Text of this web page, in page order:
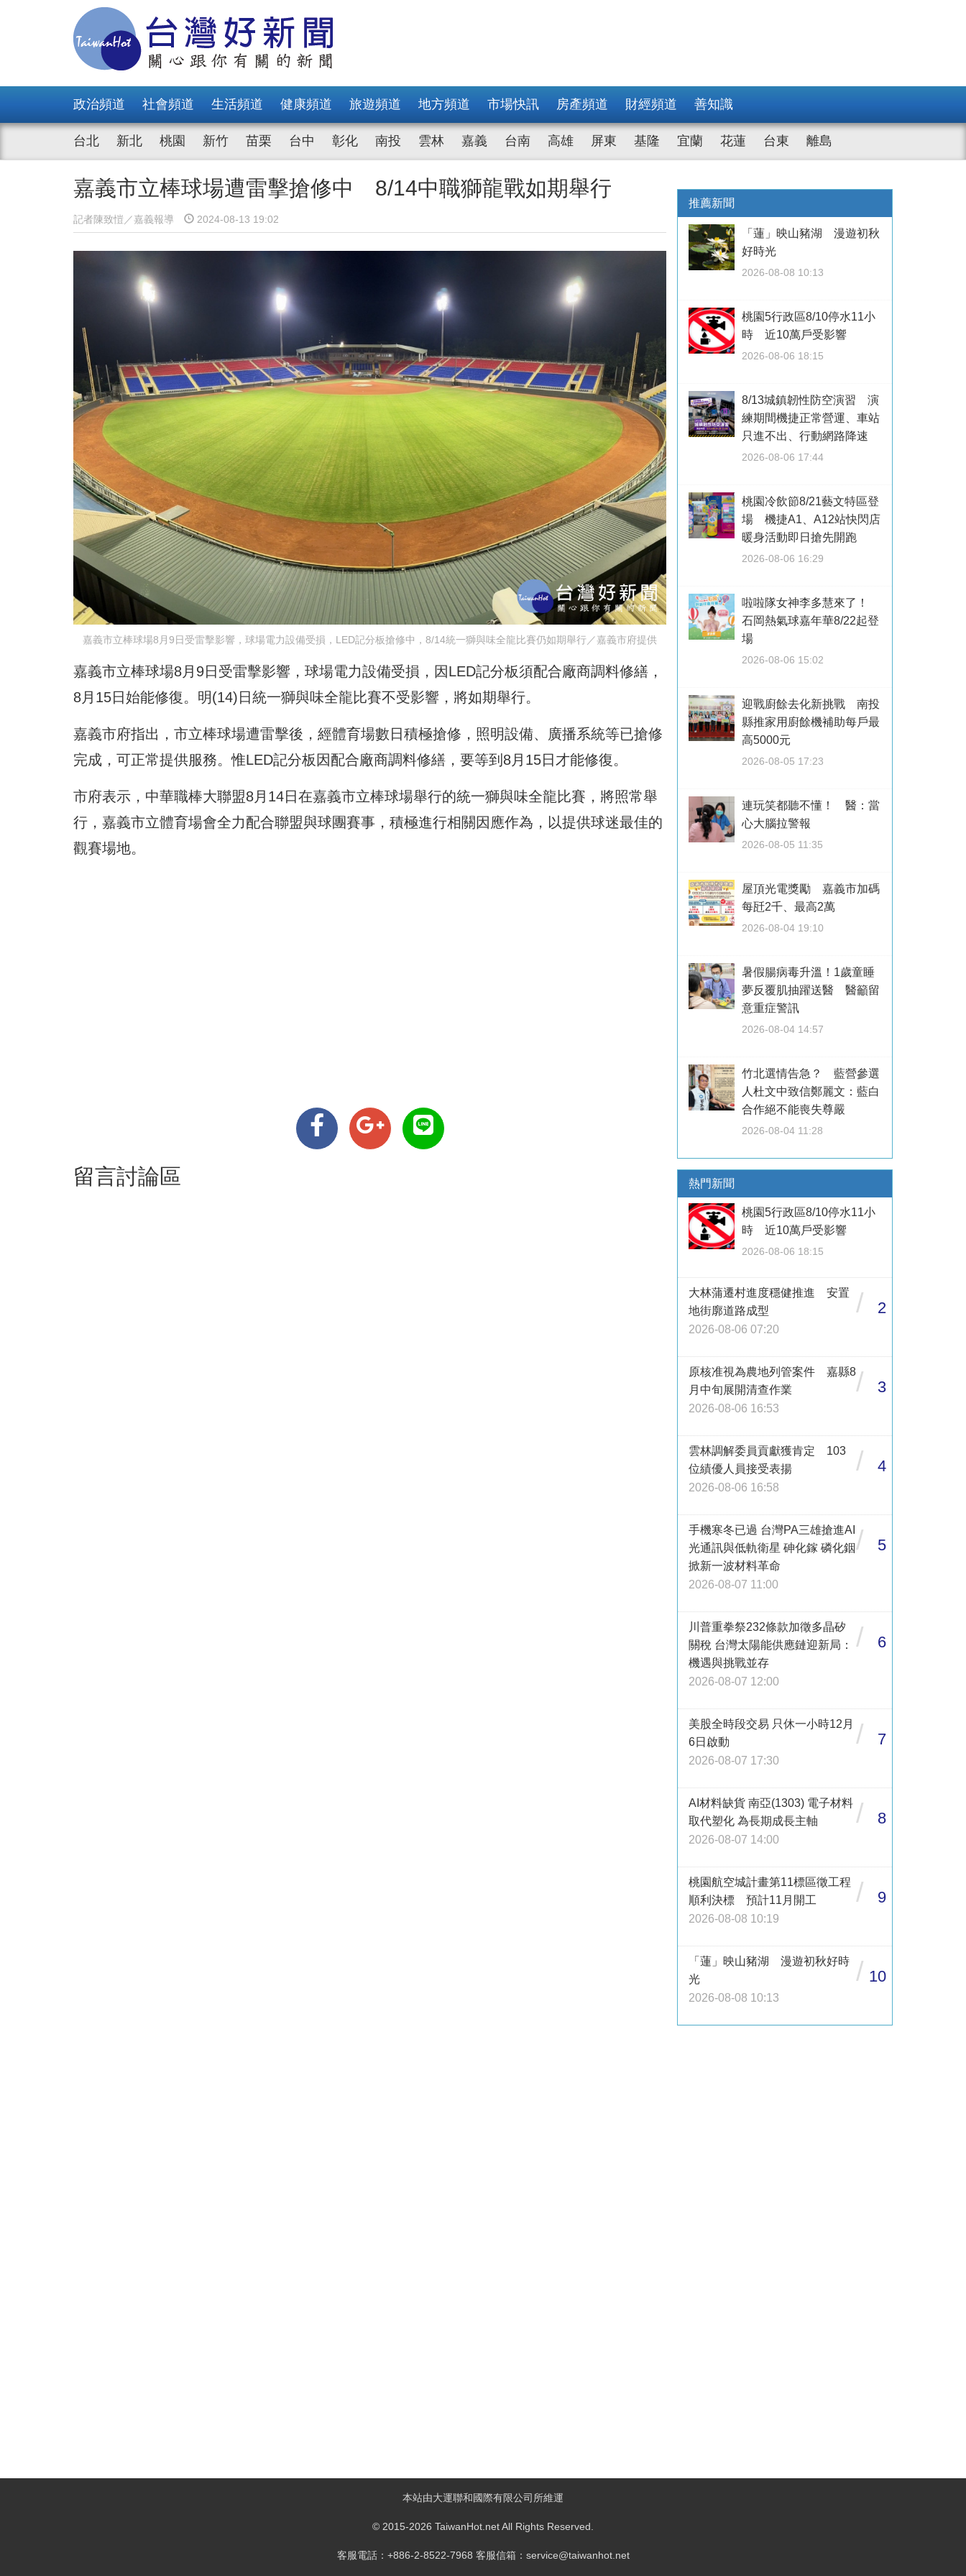
政治頻道 社會頻道 生活頻道 健康頻道 旅遊頻道 地方頻道 市場快訊 房產頻道 財經頻道 善知識
台北 新北 桃園 新竹 苗栗 台中 彰化 南投 雲林 嘉義 台南 高雄 屏東 基隆 宜蘭 花蓮 台東 離島
嘉義市立棒球場遭雷擊搶修中 8/14中職獅龍戰如期舉行
記者陳致愷／嘉義報導 2024-08-13 19:02
嘉義市立棒球場8月9日受雷擊影響，球場電力設備受損，LED記分板搶修中，8/14統一獅與味全龍比賽仍如期舉行／嘉義市府提供
嘉義市立棒球場8月9日受雷擊影響，球場電力設備受損，因LED記分板須配合廠商調料修繕，
8月15日始能修復。明(14)日統一獅與味全龍比賽不受影響，將如期舉行。
嘉義市府指出，市立棒球場遭雷擊後，經體育場數日積極搶修，照明設備、廣播系統等已搶修
完成，可正常提供服務。惟LED記分板因配合廠商調料修繕，要等到8月15日才能修復。
市府表示，中華職棒大聯盟8月14日在嘉義市立棒球場舉行的統一獅與味全龍比賽，將照常舉
行，嘉義市立體育場會全力配合聯盟與球團賽事，積極進行相關因應作為，以提供球迷最佳的
觀賽場地。
留言討論區
推薦新聞
「蓮」映山豬湖 漫遊初秋
好時光
2026-08-08 10:13
桃園5行政區8/10停水11小
時 近10萬戶受影響
2026-08-06 18:15
8/13城鎮韌性防空演習 演
練期間機捷正常營運、車站
只進不出、行動網路降速
2026-08-06 17:44
桃園冷飲節8/21藝文特區登
場 機捷A1、A12站快閃店
暖身活動即日搶先開跑
2026-08-06 16:29
啦啦隊女神李多慧來了！
石岡熱氣球嘉年華8/22起登
場
2026-08-06 15:02
迎戰廚餘去化新挑戰 南投
縣推家用廚餘機補助每戶最
高5000元
2026-08-05 17:23
連玩笑都聽不懂！ 醫：當
心大腦拉警報
2026-08-05 11:35
屋頂光電獎勵 嘉義市加碼
每瓩2千、最高2萬
2026-08-04 19:10
暑假腸病毒升溫！1歲童睡
夢反覆肌抽躍送醫 醫籲留
意重症警訊
2026-08-04 14:57
竹北選情告急？ 藍營參選
人杜文中致信鄭麗文：藍白
合作絕不能喪失尊嚴
2026-08-04 11:28
熱門新聞
桃園5行政區8/10停水11小
時 近10萬戶受影響
2026-08-06 18:15
大林蒲遷村進度穩健推進 安置
地街廓道路成型
2026-08-06 07:20
/ 2
原核准視為農地列管案件 嘉縣8
月中旬展開清查作業
2026-08-06 16:53
/ 3
雲林調解委員貢獻獲肯定 103
位績優人員接受表揚
2026-08-06 16:58
/ 4
手機寒冬已過 台灣PA三雄搶進AI
光通訊與低軌衛星 砷化鎵 磷化銦
掀新一波材料革命
2026-08-07 11:00
/ 5
川普重拳祭232條款加徵多晶矽
關稅 台灣太陽能供應鏈迎新局：
機遇與挑戰並存
2026-08-07 12:00
/ 6
美股全時段交易 只休一小時12月
6日啟動
2026-08-07 17:30
/ 7
AI材料缺貨 南亞(1303) 電子材料
取代塑化 為長期成長主軸
2026-08-07 14:00
/ 8
桃園航空城計畫第11標區徵工程
順利決標 預計11月開工
2026-08-08 10:19
/ 9
「蓮」映山豬湖 漫遊初秋好時
光
2026-08-08 10:13
/ 10
本站由大運聯和國際有限公司所維運
© 2015-2026 TaiwanHot.net All Rights Reserved.
客服電話：+886-2-8522-7968 客服信箱：service@taiwanhot.net